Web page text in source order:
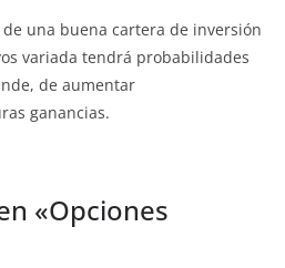
una buena cartera de inversión
variada tendrá probabilidades
de aumentar
ganancias.
«Opciones